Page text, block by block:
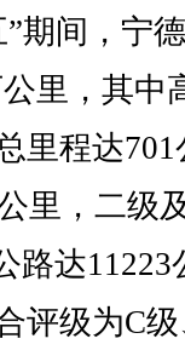
间，宁
里，其中
里程达701
里，二级
路达11223
评级为C